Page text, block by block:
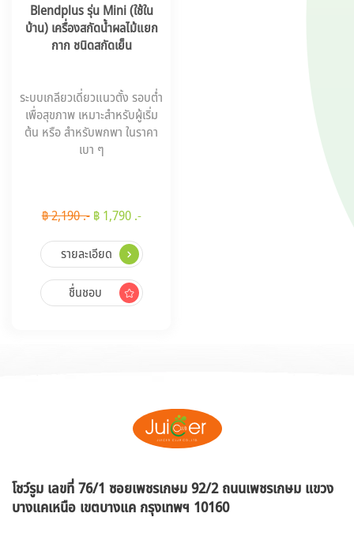
Blendplus รุ่น Mini (ใช้ใน
บ้าน) เครื่องสกัดน้ำผลไม้แยก
กาก ชนิดสกัดเย็น
ระบบเกลียวเดี่ยวแนวตั้ง รอบต่ำ
เพื่อสุขภาพ เหมาะสำหรับผู้เริ่ม
ต้น หรือ สำหรับพกพา ในราคา
เบา ๆ
฿ 2,190 .- ฿ 1,790 .-
รายละเอียด
ชื่นชอบ
โชว์รูม เลขที่ 76/1 ซอยเพชรเกษม 92/2 ถนนเพชรเกษม แขวง
บางแคเหนือ เขตบางแค กรุงเทพฯ 10160